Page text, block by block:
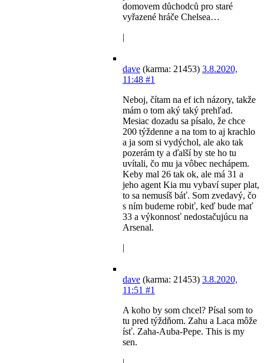
domovem důchodců pro staré
vyřazené hráče Chelsea…
|
dave (karma: 21453) 3.8.2020,
11:48 #1
Neboj, čítam na ef ich názory, takže
mám o tom aký taký prehľad.
Mesiac dozadu sa písalo, že chce
200 týždenne a na tom to aj krachlo
a ja som si vydýchol, ale ako tak
pozerám ty a ďalší by ste ho tu
uvítali, čo mu ja vôbec nechápem.
Keby mal 26 tak ok, ale má 31 a
jeho agent Kia mu vybaví super plat,
to sa nemusíš báť. Som zvedavý, čo
s ním budeme robiť, keď bude mať
33 a výkonnosť nedostačujúcu na
Arsenal.
|
dave (karma: 21453) 3.8.2020,
11:51 #1
A koho by som chcel? Písal som to
tu pred týždňom. Zahu a Laca môže
ísť. Zaha-Auba-Pepe. This is my
sen.